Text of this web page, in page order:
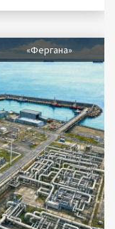
«Фергана»